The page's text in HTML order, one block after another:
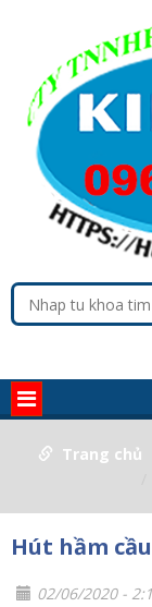
Trang chủ
Hút hầm
02/06/2020 -